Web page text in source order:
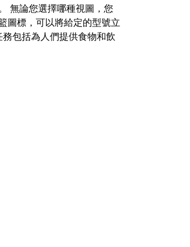
無論您選擇哪種視圖，您
圖標，可以將給定的型號立
包括為人們提供食物和飲